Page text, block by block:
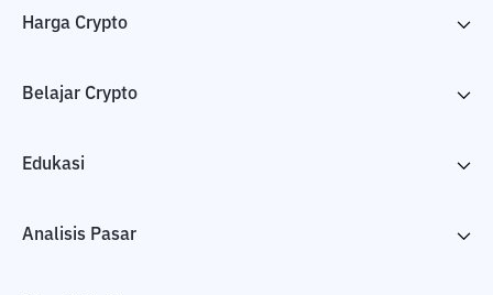
Harga Crypto
Belajar Crypto
Edukasi
Analisis Pasar